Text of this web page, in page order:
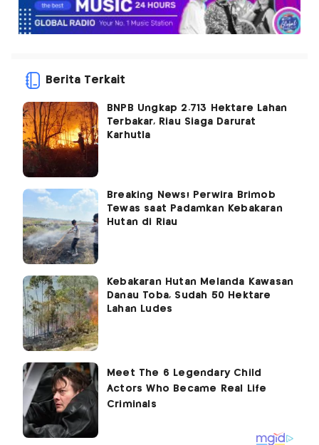
Berita Terkait
BNPB Ungkap 2.713 Hektare Lahan
Terbakar, Riau Siaga Darurat
Karhutla
Breaking News! Perwira Brimob
Tewas saat Padamkan Kebakaran
Hutan di Riau
Kebakaran Hutan Melanda Kawasan
Danau Toba, Sudah 50 Hektare
Lahan Ludes